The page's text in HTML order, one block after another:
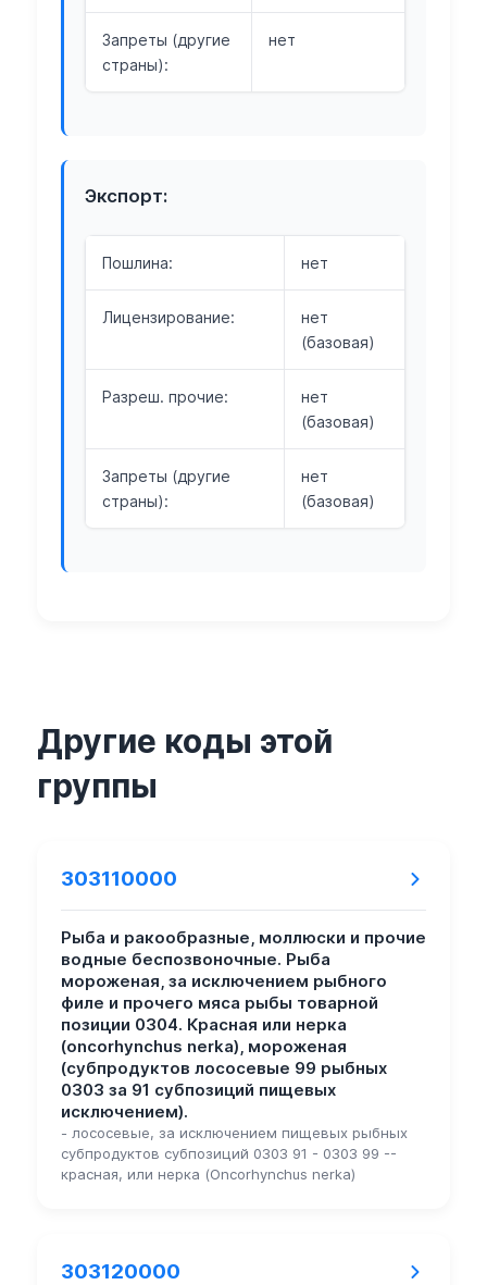
Запреты (другие
страны):
нет
Экспорт:
Пошлина: нет
Лицензирование:
нет
(базовая)
Разреш. прочие:
нет
(базовая)
Запреты (другие
страны):
нет
(базовая)
Другие коды этой
группы
303110000
Рыба и ракообразные, моллюски и прочие
водные беспозвоночные. Рыба
мороженая, за исключением рыбного
филе и прочего мяса рыбы товарной
позиции 0304. Красная или нерка
(oncorhynchus nerka), мороженая
(субпродуктов лососевые 99 рыбных
0303 за 91 субпозиций пищевых
исключением).
- лососевые, за исключением пищевых рыбных
субпродуктов субпозиций 0303 91 - 0303 99 --
красная, или нерка (Oncorhynchus nerka)
303120000